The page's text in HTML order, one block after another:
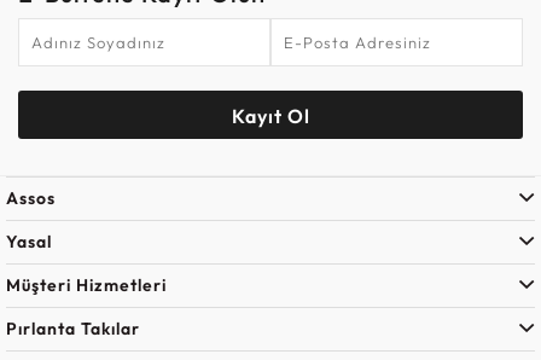
Kayıt Ol
Assos
Yasal
Müşteri Hizmetleri
Pırlanta Takılar